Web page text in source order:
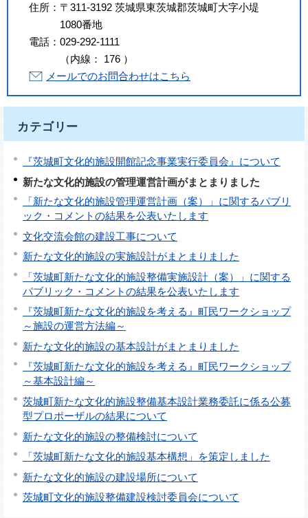
住所： 〒311-3192 茨城県東茨城郡茨城町大字小堤
1080番地
電話： 029-292-1111
（内線 ： 176 ）
メールでのお問合わせはこちら
カテゴリー
『茨城町文化的施設開館記念事業実行委員会』について
新たな文化的施設の管理運営計画がまとまりました
「新たな文化的施設管理運営計画（案）」に関するパブリ
ック・コメントの結果を公表いたします
文化交流会館の建設工事について
新たな文化的施設の実施設計がまとまりました
「茨城町新たな文化的施設整備実施設計（案）」に関する
パブリック・コメントの結果を公表いたします
『茨城町新たな文化的施設を考える』町民ワークショップ
～施設の運営方法編～
新たな文化的施設の基本設計がまとまりました
『茨城町新たな文化的施設を考える』町民ワークショップ
～基本設計編～
茨城町新たな文化的施設整備基本設計業務委託に係る公募
型プロポーザルの結果について
新たな文化的施設の整備検討について
「茨城町新たな文化的施設基本構想」を策定しました
新たな文化的施設の建設場所について
茨城町文化的施設整備建設検討委員会について